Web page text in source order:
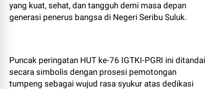
yang kuat, sehat, dan tangguh demi masa depan
generasi penerus bangsa di Negeri Seribu Suluk.
Puncak peringatan HUT ke-76 IGTKI-PGRI ini ditandai
secara simbolis dengan prosesi pemotongan
tumpeng sebagai wujud rasa syukur atas dedikasi